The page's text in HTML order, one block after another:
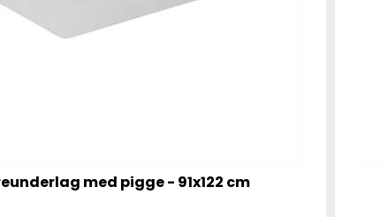
med pigge - 91x122 cm